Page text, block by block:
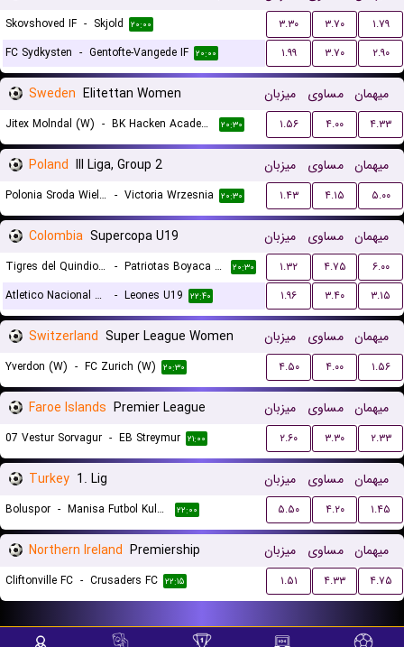
Skovshoved IF - Skjold ۲۰:۰۰ ۳.۳۰ ۳.۷۰
۱.۷۹
FC Sydkysten - Gentofte-Vangede IF ۲۰:۰۰ ۱.۹۹ ۳.۷۰ ۲.۹۰
Sweden Elitettan Women میزبان مساوی میهمان
Jitex Molndal (W) - BK Hacken Academy (W) ۲۰:۳۰ ۱.۵۶ ۴.۰۰ ۴.۳۳
Poland III Liga, Group 2 میزبان مساوی میهمان
Polonia Sroda Wielkopolska - Victoria Wrzesnia ۲۰:۳۰ ۱.۴۳ ۴.۱۵ ۵.۰۰
Colombia Supercopa U19 میزبان مساوی میهمان
Tigres del Quindio U19 - Patriotas Boyaca U19 ۲۰:۳۰ ۱.۳۲ ۴.۷۵
۶.۰۰
Atletico Nacional Medellin U19
- Leones U19 ۲۲:۴۰ ۱.۹۶ ۳.۴۰ ۳.۱۵
Switzerland Super League Women میزبان مساوی میهمان
Yverdon (W) - FC Zurich (W) ۲۰:۳۰ ۴.۵۰ ۴.۰۰ ۱.۵۶
Faroe Islands Premier League میزبان مساوی میهمان
07 Vestur Sorvagur - EB Streymur ۲۱:۰۰ ۲.۶۰ ۳.۳۰ ۲.۳۳
Turkey 1. Lig میزبان مساوی میهمان
Boluspor - Manisa Futbol Kulubu ۲۲:۰۰ ۵.۵۰ ۴.۲۰ ۱.۴۵
Northern Ireland Premiership میزبان مساوی میهمان
Cliftonville FC - Crusaders FC ۲۲:۱۵ ۱.۵۱ ۴.۳۳ ۴.۷۵